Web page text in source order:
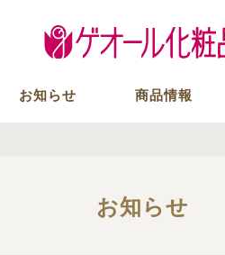
お知らせ 商品情報
お知らせ